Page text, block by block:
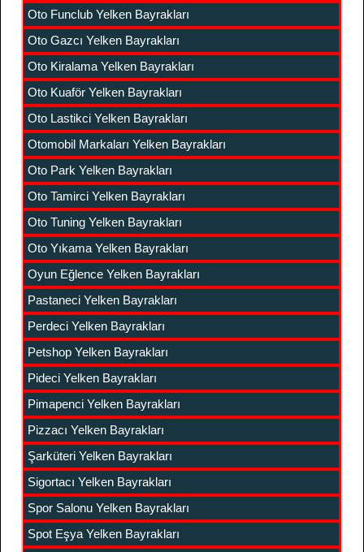
Oto Funclub Yelken Bayrakları
Oto Gazcı Yelken Bayrakları
Oto Kiralama Yelken Bayrakları
Oto Kuaför Yelken Bayrakları
Oto Lastikci Yelken Bayrakları
Otomobil Markaları Yelken Bayrakları
Oto Park Yelken Bayrakları
Oto Tamirci Yelken Bayrakları
Oto Tuning Yelken Bayrakları
Oto Yıkama Yelken Bayrakları
Oyun Eğlence Yelken Bayrakları
Pastaneci Yelken Bayrakları
Perdeci Yelken Bayrakları
Petshop Yelken Bayrakları
Pideci Yelken Bayrakları
Pimapenci Yelken Bayrakları
Pizzacı Yelken Bayrakları
Şarküteri Yelken Bayrakları
Sigortacı Yelken Bayrakları
Spor Salonu Yelken Bayrakları
Spot Eşya Yelken Bayrakları